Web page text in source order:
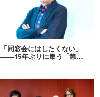
「同窓会にはしたくない」
――15年ぶりに集う「第…